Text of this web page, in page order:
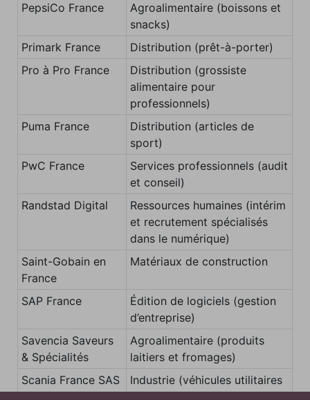
PepsiCo France
Agroalimentaire (boissons et
snacks)
Primark France
Distribution (prêt-à-porter)
Pro à Pro France
Distribution (grossiste
alimentaire pour
professionnels)
Puma France
Distribution (articles de
sport)
PwC France
Services professionnels (audit
et conseil)
Randstad Digital
Ressources humaines (intérim
et recrutement spécialisés
dans le numérique)
Saint-Gobain en
France
Matériaux de construction
SAP France
Édition de logiciels (gestion
d’entreprise)
Savencia Saveurs
& Spécialités
Agroalimentaire (produits
laitiers et fromages)
Scania France SAS
Industrie (véhicules utilitaires
et poids lourds